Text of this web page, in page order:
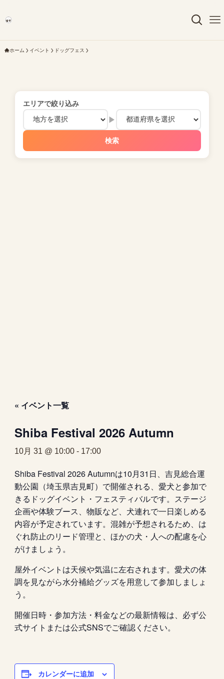
ホーム イベント ドッグフェス
エリアで絞り込み
▶
検索
« イベント一覧
Shiba Festival 2026 Autumn
10月 31 @ 10:00- 17:00
Shiba Festival 2026 Autumnは10月31日、吉見総合運
動公園（埼玉県吉見町）で開催される、愛犬と参加で
きるドッグイベント・フェスティバルです。ステージ
企画や体験ブース、物販など、犬連れで一日楽しめる
内容が予定されています。混雑が予想されるため、は
ぐれ防止のリード管理と、ほかの犬・人への配慮を心
がけましょう。
屋外イベントは天候や気温に左右されます。愛犬の体
調を見ながら水分補給グッズを用意して参加しましょ
う。
開催日時・参加方法・料金などの最新情報は、必ず公
式サイトまたは公式SNSでご確認ください。
カレンダーに追加